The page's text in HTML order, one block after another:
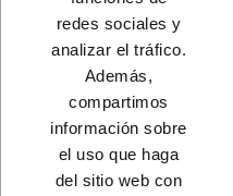
redes sociales y
analizar el tráfico.
Además,
compartimos
información sobre
el uso que haga
del sitio web con